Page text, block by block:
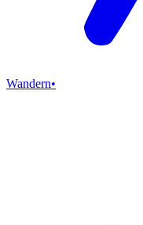
Wandern•